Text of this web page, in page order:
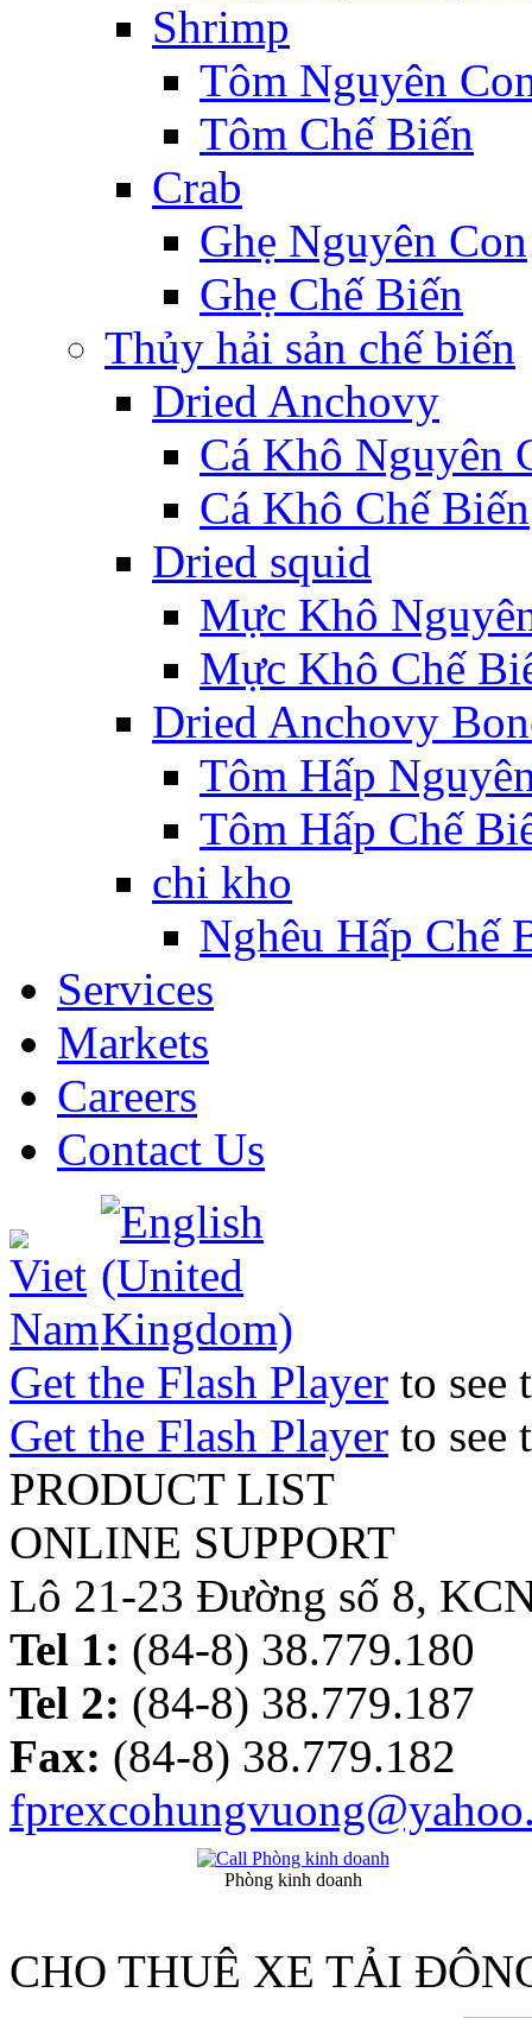
Shrimp
Tôm Nguyên
Tôm Chế Biến
Crab
Ghẹ Nguyên Con
Ghẹ Chế Biến
Thủy hải sản chế biến
Dried Anchovy
Cá Khô Nguyên
Cá Khô Chế Biến
Dried squid
Mực Khô
Mực Khô Chế
Dried Anchovy
Tôm Hấp
Tôm Hấp Chế
chi kho
Nghêu Hấp Chế
Services
Markets
Careers
Contact Us
Get the Flash Player to see
Get the Flash Player to see
PRODUCT LIST
ONLINE SUPPORT
Lô 21-23 Đường số 8,
Tel 1: (84-8) 38.779.180
Tel 2: (84-8) 38.779.187
Fax: (84-8) 38.779.182
Phòng kinh doanh
CHO THUÊ XE TẢI